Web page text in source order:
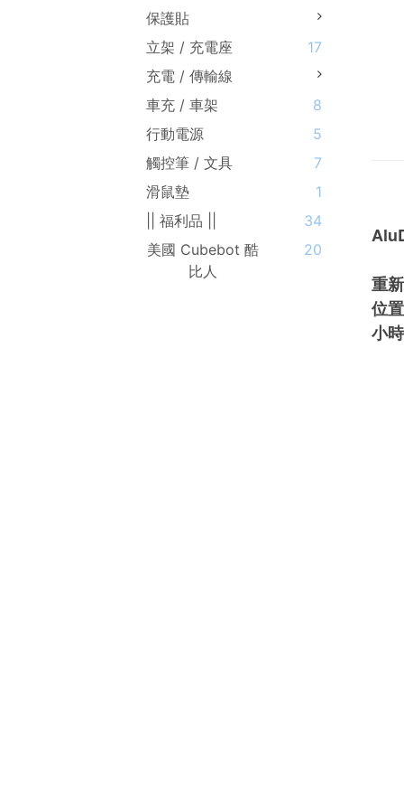
保護貼
立架 / 充電座
17
充電 / 傳輸線
車充 / 車架
8
行動電源
5
觸控筆 / 文具
7
滑鼠墊
1
|| 福利品 ||
34
美國 Cubebot 酷
比人
20
重
位置
小